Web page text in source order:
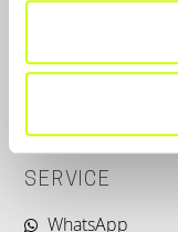
Kontakt
SERVICE
WhatsApp